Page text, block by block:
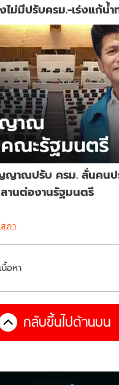
ไม่มีปรับครม.-เร่งแก้น้
ญาณปรับ ครม. ลั่นคนป
านต่องานรัฐมนตรี
ภา
อหา
กลับขึ้นไปด้านบน